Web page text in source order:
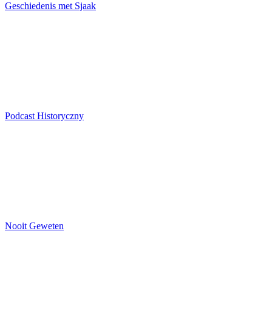
Geschiedenis met Sjaak
Podcast Historyczny
Nooit Geweten